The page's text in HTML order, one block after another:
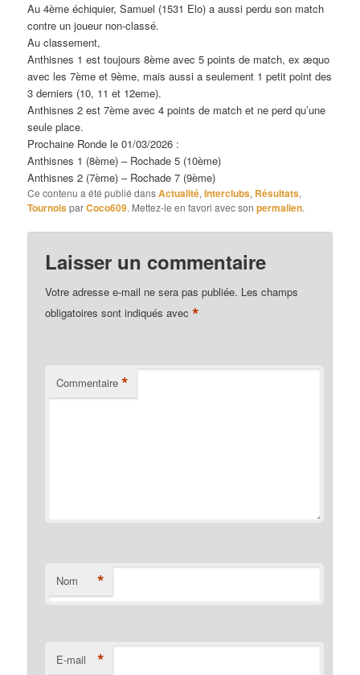
Au 4ème échiquier, Samuel (1531 Elo) a aussi perdu son match
contre un joueur non-classé.
Au classement,
Anthisnes 1 est toujours 8ème avec 5 points de match, ex æquo
avec les 7ème et 9ème, mais aussi a seulement 1 petit point des
3 derniers (10, 11 et 12eme).
Anthisnes 2 est 7ème avec 4 points de match et ne perd qu’une
seule place.
Prochaine Ronde le 01/03/2026 :
Anthisnes 1 (8ème) – Rochade 5 (10ème)
Anthisnes 2 (7ème) – Rochade 7 (9ème)
Ce contenu a été publié dansActualité,Interclubs, Résultats,
TournoisparCoco609. Mettez-le en favori avec sonpermalien.
Laisser un commentaire
Votre adresse e-mail ne sera pas publiée. Les champs
obligatoires sont indiqués avec*
Commentaire *
Nom *
E-mail *